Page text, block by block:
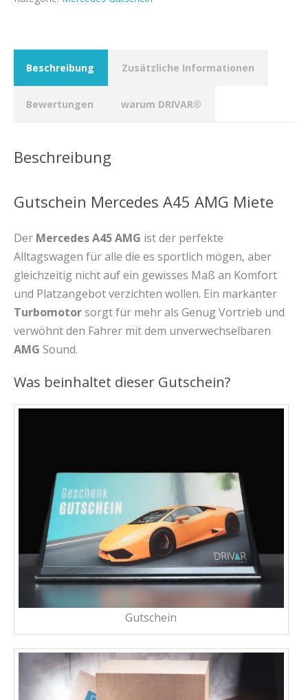
Beschreibung Zusätzliche Informationen
Bewertungen warum DRIVAR®
Beschreibung
Gutschein Mercedes A45 AMG Miete
Der Mercedes A45 AMG ist der perfekte
Alltagswagen für alle die es sportlich mögen, aber
gleichzeitig nicht auf ein gewisses Maß an Komfort
und Platzangebot verzichten wollen. Ein markanter
Turbomotorsorgt für mehr als Genug Vortrieb und
verwöhnt den Fahrer mit dem unverwechselbaren
AMG Sound.
Was beinhaltet dieser Gutschein?
Gutschein